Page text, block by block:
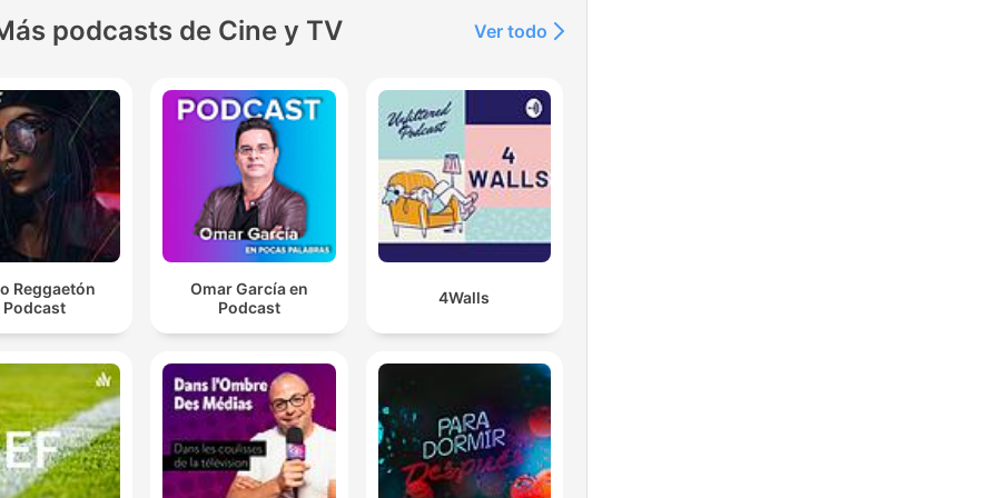
podcasts de Cine y TV Ver todo
Reggaetón
Podcast
Omar García en
Podcast
4Walls